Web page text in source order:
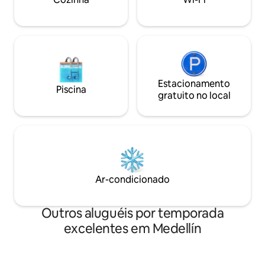
lavar/secar, academia, sauna, piscina e
mais longas. Ideal para grupos que
melhor
Piscina
Estacionamento
gratuito no local
Ar-condicionado
Outros aluguéis por temporada
excelentes em Medellín